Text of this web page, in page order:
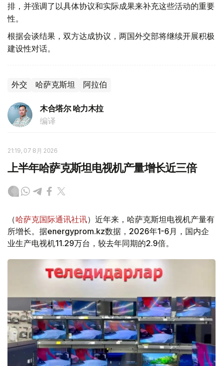
排，并强调了以具体协议和实际成果来补充这些活动的重要
性。
根据会谈结果，双方达成协议，两国外交部将继续开展积极
建设性对话。
外交 哈萨克斯坦 阿拉伯
木合塔尔 哈力木拉
编译
21:19, 07 8月 2026
上半年哈萨克斯坦电视机产量增长近三倍
（哈萨克国际通讯社讯）近年来，哈萨克斯坦电视机产量有
所增长。据energyprom.kz数据，2026年1-6月，国内企
业生产电视机11.29万台，较去年同期的2.9倍。